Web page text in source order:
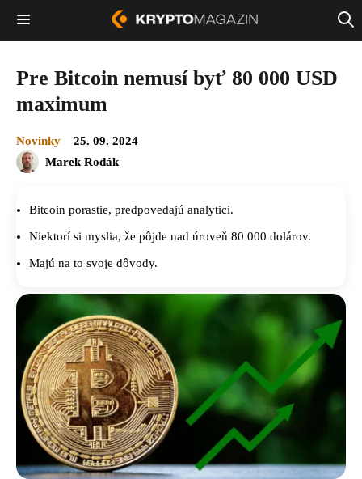
Pre Bitcoin nemusí byť 80 000 USD
maximum
Novinky
25. 09. 2024
Marek Rodák
Bitcoin porastie, predpovedajú analytici.
Niektorí si myslia, že pôjde nad úroveň 80 000 dolárov.
Majú na to svoje dôvody.